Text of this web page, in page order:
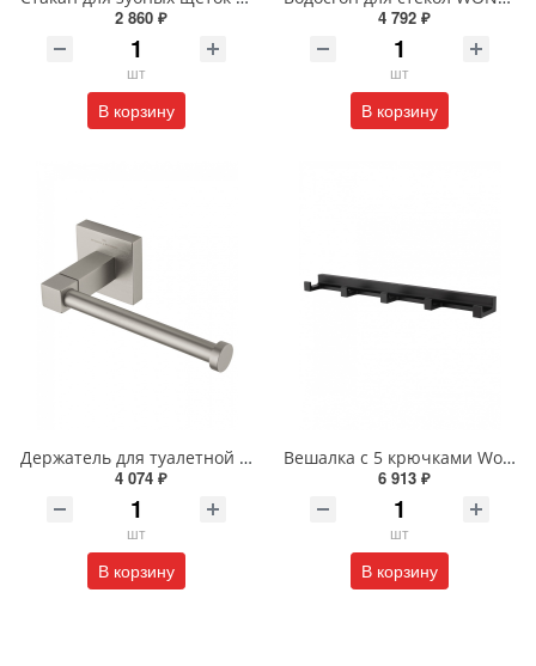
2 860 ₽
шт
В корзину
4 792 ₽
шт
В корзину
Держатель для туалетной бумаги Wonzon & Woghand POLO WW-8906-BN брашированный никель
4 074 ₽
шт
В корзину
Вешалка с 5 крючками Wonzon & Woghand ECLIPSE ECLIPSE WW-9155-BL черный
6 913 ₽
шт
В корзину